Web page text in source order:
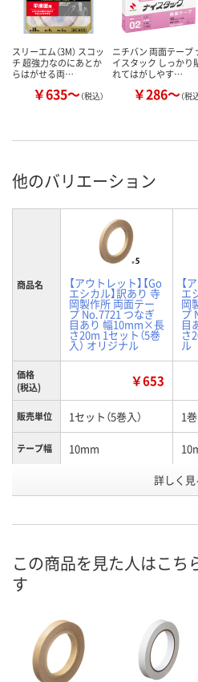
スリーエム（3M） スコッ
チ 超強力なのにあとか
らはがせる両…
￥635～（税込）
ニチバン 両面テープ
イスタック しっかり
れてはがしやす…
￥286～（税
他のバリエーション
商品名 【アウトレット】【Go
エシカル】訳あり 寺
岡製作所 両面テー
プ No.7721 つなぎ
目あり 幅10mm×長
さ20m 1セット（5巻
入） オリジナル
【
エ
岡
プ
目
さ
ル
価格
(税込)
￥653
販売単位 1セット（5巻入） 1巻
テープ幅 10mm
8
詳しく見
この商品を見た人はこち
す